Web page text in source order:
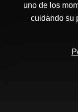
uno de los
cuidando su